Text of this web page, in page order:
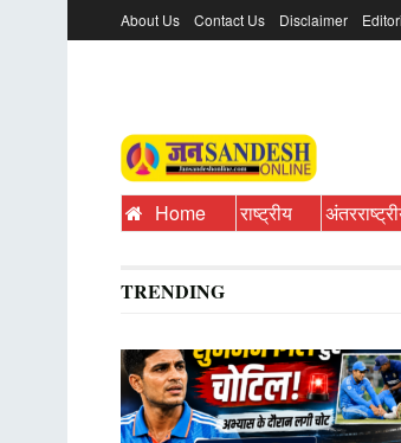
About Us Contact Us Disclaimer
Home राष्ट्रीय
TRENDING